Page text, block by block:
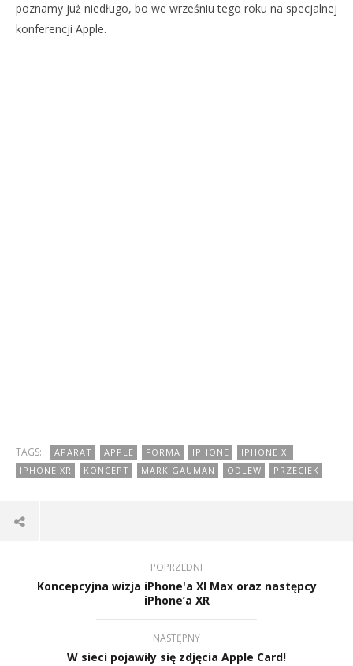
poznamy już niedługo, bo we wrześniu tego roku na specjalnej
konferencji Apple.
TAGS: APARAT APPLE FORMA IPHONE
IPHONE XI
IPHONE XR
KONCEPT MARK GAUMAN ODLEW PRZECIEK
POPRZEDNI
Koncepcyjna wizja iPhone'a XI Max oraz następcy
iPhone’a XR
NASTĘPNY
W sieci pojawiły się zdjęcia Apple Card!